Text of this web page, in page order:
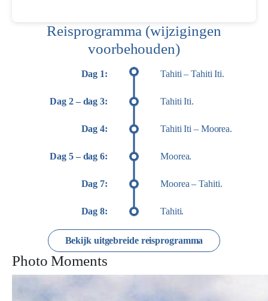
Reisprogramma (wijzigingen
voorbehouden)
Dag 1: Tahiti – Tahiti Iti.
Dag 2 – dag 3: Tahiti Iti.
Dag 4: Tahiti Iti – Moorea.
Dag 5 – dag 6: Moorea.
Dag 7: Moorea – Tahiti.
Dag 8: Tahiti.
Bekijk uitgebreide reisprogramma
Photo Moments